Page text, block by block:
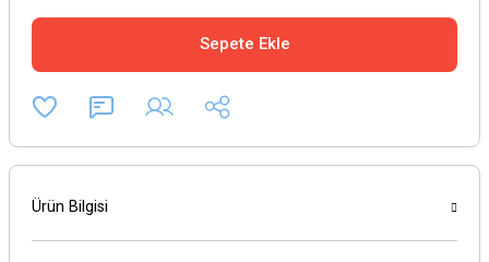
Sepete Ekle
Ürün Bilgisi